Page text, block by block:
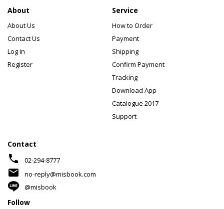
About
About Us
Contact Us
Log In
Register
Service
How to Order
Payment
Shipping
Confirm Payment
Tracking
Download App
Catalogue 2017
Support
Contact
phone 02-294-8777
mail
no-reply@misbook.com
@misbook
Follow